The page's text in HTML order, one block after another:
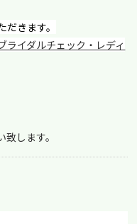
きます。
ライダルチェック・レディ
します。